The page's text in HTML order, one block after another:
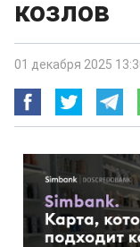
козлов
01 декабря 2025